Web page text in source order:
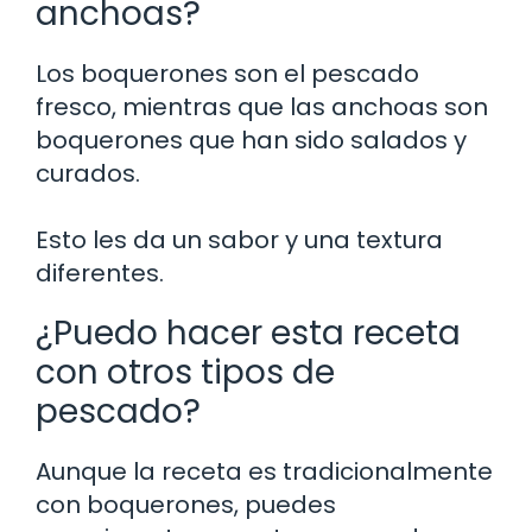
anchoas?
Los boquerones son el pescado
fresco, mientras que las anchoas son
boquerones que han sido salados y
curados.
Esto les da un sabor y una textura
diferentes.
¿Puedo hacer esta receta
con otros tipos de
pescado?
Aunque la receta es tradicionalmente
con boquerones, puedes